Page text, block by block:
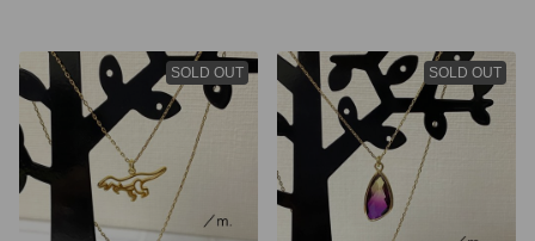
SOLD OUT SOLD OUT